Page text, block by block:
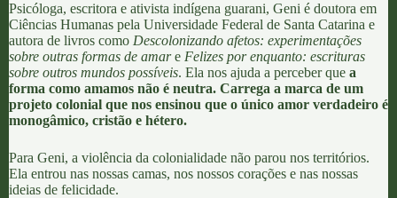
Psicóloga, escritora e ativista indígena guarani, Geni é doutora em
Ciências Humanas pela Universidade Federal de Santa Catarina e
autora de livros como Descolonizando afetos: experimentações
sobre outras formas de amare Felizes por enquanto: escrituras
sobre outros mundos possíveis. Ela nos ajuda a perceber que a
forma como amamos não é neutra. Carrega a marca de um
projeto colonial que nos ensinou que o único amor verdadeiro é
monogâmico, cristão e hétero.
Para Geni, a violência da colonialidade não parou nos territórios.
Ela entrou nas nossas camas, nos nossos corações e nas nossas
ideias de felicidade.